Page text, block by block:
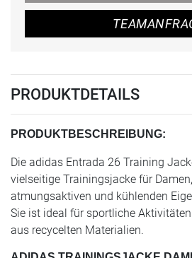
PRODUKTDETAILS
PRODUKTBESCHREIBUNG:
Die adidas Entrada 26 Training
vielseitige Trainingsjacke für
atmungsaktiven und kühlenden
Sie ist ideal für sportliche
aus recycelten Materialien.